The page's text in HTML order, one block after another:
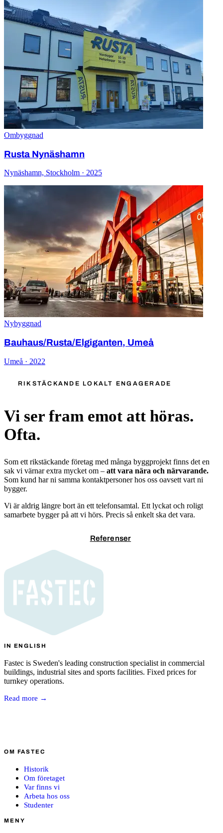
Ombyggnad
Rusta Nynäshamn
Nynäshamn, Stockholm · 2025
Nybyggnad
Bauhaus/Rusta/Elgiganten, Umeå
Umeå · 2022
RIKSTÄCKANDE LOKALT ENGAGERADE
Vi ser fram emot att höras.
Ofta.
Som ett rikstäckande företag med många byggprojekt finns det en
sak vi värnar extra mycket om – att vara nära och närvarande.
Som kund har ni samma kontaktpersoner hos oss oavsett vart ni
bygger.
Vi är aldrig längre bort än ett telefonsamtal. Ett lyckat och roligt
samarbete bygger på att vi hörs. Precis så enkelt ska det vara.
Referenser
IN ENGLISH
Fastec is Sweden's leading construction specialist in commercial
buildings, industrial sites and sports facilities. Fixed prices for
turnkey operations.
Read more →
OM FASTEC
Historik
Om företaget
Var finns vi
Arbeta hos oss
Studenter
MENY